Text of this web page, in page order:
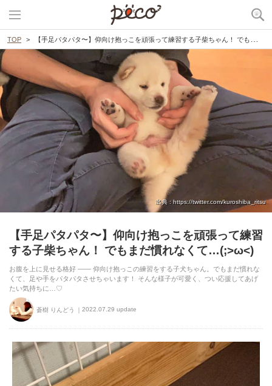
TOP 【手足パタパタ〜】仰向け抱っこを頑張って練習する子柴ちゃん！ でもまだ慣れなくて…(;>ω<)
出典 : https://twitter.com/kuroshiba_ritsu
【手足パタパタ〜】仰向け抱っこを頑張って練習
する子柴ちゃん！ でもまだ慣れなくて…(;>ω<)
お腹を上に見せる格好 ―― 仰向け抱っこの練習をする子犬ちゃん。でもまだ慣れな
くて、足や手をパタパタさせちゃいます！ そんな様子が可愛く、つい応援してあげ
たい気持ちに…♡
蒼樹 りんどう 2022.07.29 update